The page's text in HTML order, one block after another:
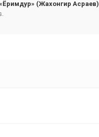
(Жахонгир Асраев)